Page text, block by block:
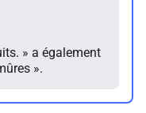
» a également
».